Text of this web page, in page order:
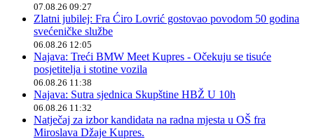
07.08.26 09:27
Zlatni jubilej: Fra Ćiro Lovrić gostovao povodom 50 godina
svećeničke službe
06.08.26 12:05
Najava: Treći BMW Meet Kupres - Očekuju se tisuće
posjetitelja i stotine vozila
06.08.26 11:38
Najava: Sutra sjednica Skupštine HBŽ U 10h
06.08.26 11:32
Natječaj za izbor kandidata na radna mjesta u OŠ fra
Miroslava Džaje Kupres.